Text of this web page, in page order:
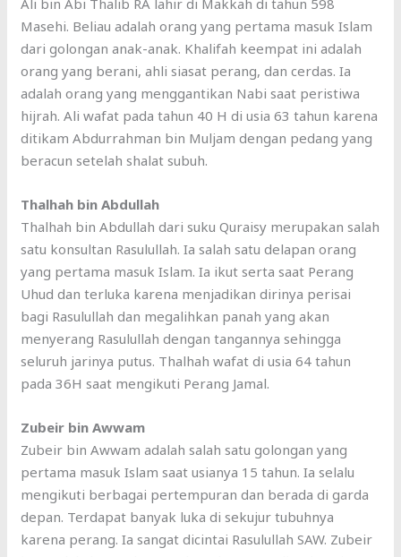
Ali bin Abi Thalib RA lahir di Makkah di tahun 598
Masehi. Beliau adalah orang yang pertama masuk Islam
dari golongan anak-anak. Khalifah keempat ini adalah
orang yang berani, ahli siasat perang, dan cerdas. Ia
adalah orang yang menggantikan Nabi saat peristiwa
hijrah. Ali wafat pada tahun 40 H di usia 63 tahun karena
ditikam Abdurrahman bin Muljam dengan pedang yang
beracun setelah shalat subuh.
Thalhah bin Abdullah
Thalhah bin Abdullah dari suku Quraisy merupakan salah
satu konsultan Rasulullah. Ia salah satu delapan orang
yang pertama masuk Islam. Ia ikut serta saat Perang
Uhud dan terluka karena menjadikan dirinya perisai
bagi Rasulullah dan megalihkan panah yang akan
menyerang Rasulullah dengan tangannya sehingga
seluruh jarinya putus. Thalhah wafat di usia 64 tahun
pada 36H saat mengikuti Perang Jamal.
Zubeir bin Awwam
Zubeir bin Awwam adalah salah satu golongan yang
pertama masuk Islam saat usianya 15 tahun. Ia selalu
mengikuti berbagai pertempuran dan berada di garda
depan. Terdapat banyak luka di sekujur tubuhnya
karena perang. Ia sangat dicintai Rasulullah SAW. Zubeir